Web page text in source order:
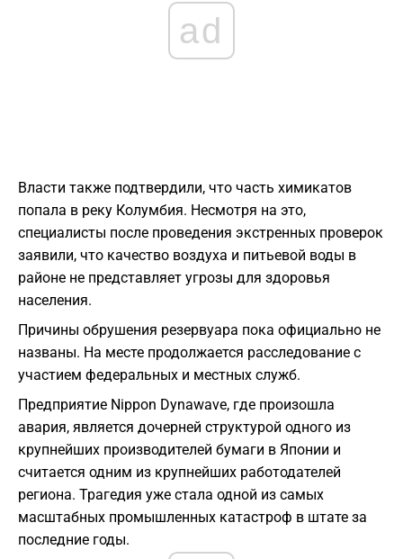
ad
Власти также подтвердили, что часть химикатов
попала в реку Колумбия. Несмотря на это,
специалисты после проведения экстренных проверок
заявили, что качество воздуха и питьевой воды в
районе не представляет угрозы для здоровья
населения.
Причины обрушения резервуара пока официально не
названы. На месте продолжается расследование с
участием федеральных и местных служб.
Предприятие Nippon Dynawave, где произошла
авария, является дочерней структурой одного из
крупнейших производителей бумаги в Японии и
считается одним из крупнейших работодателей
региона. Трагедия уже стала одной из самых
масштабных промышленных катастроф в штате за
последние годы.